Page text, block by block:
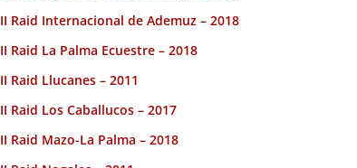
II Raid Internacional de Ademuz – 2018
II Raid La Palma Ecuestre – 2018
II Raid Llucanes – 2011
II Raid Los Caballucos – 2017
II Raid Mazo-La Palma – 2018